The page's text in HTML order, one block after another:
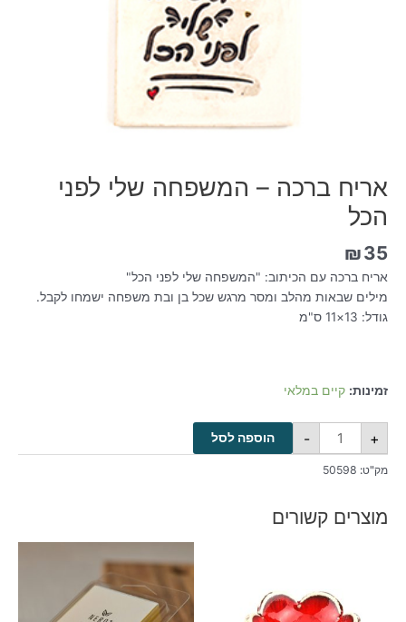
אריח ברכה – המשפחה שלי לפני
הכל
₪35
אריח ברכה עם הכיתוב: "המשפחה שלי לפני הכל"
מילים שבאות מהלב ומסר מרגש שכל בן ובת משפחה ישמחו לקבל.
גודל: 13×11 ס"מ
זמינות: קיים במלאי
- + הוספה לסל
מק"ט: 50598
מוצרים קשורים
יש
מספר